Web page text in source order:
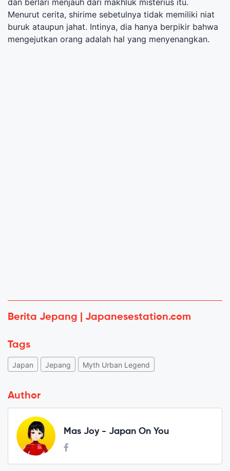
Menurut cerita, shirime sebetulnya tidak memiliki niat
buruk ataupun jahat. Intinya, dia hanya berpikir bahwa
mengejutkan orang adalah hal yang menyenangkan.
Berita Jepang | Japanesestation.com
Tags
Japan Jepang Myth Urban Legend
Author
Mas Joy - Japan On You